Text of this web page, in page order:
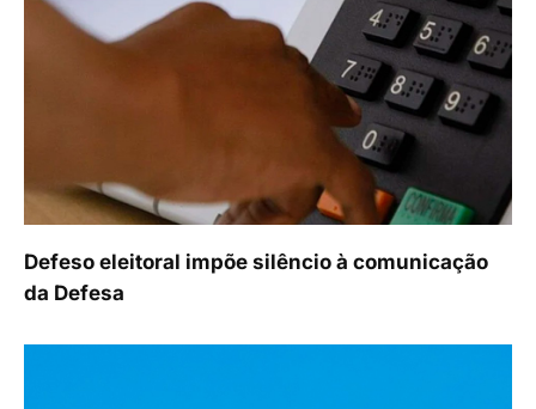
Defeso eleitoral impõe silêncio à comunicação
da Defesa